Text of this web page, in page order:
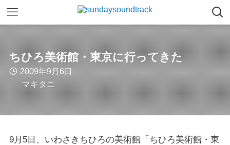
ちひろ美術館・東京に行ってきた
2009年9月6日
マキタニ
9月5日、いわさきちひろの美術館「ちひろ美術館・東